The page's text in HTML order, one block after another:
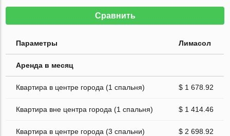
Сравнить
Параметры Лимасол
Аренда в месяц
Квартира в центре города (1 спальня) $ 1 678.92
Квартира вне центра города (1 спальня) $ 1 414.46
Квартира в центре города (3 спальни) $ 2 698.92